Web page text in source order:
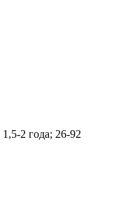
1,5-2 года; 26-92